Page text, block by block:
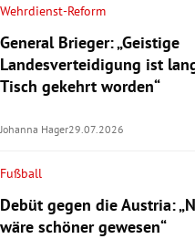
Wehrdienst-Reform
General Brieger: „Geistige
Landesverteidigung ist
Tisch gekehrt worden“
Johanna Hager29.07.2026
Fußball
Debüt gegen die Austria:
wäre schöner gewesen“